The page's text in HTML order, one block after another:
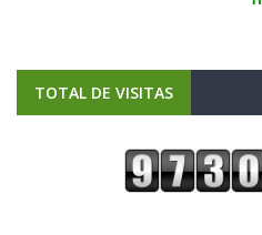
TOTAL DE VISITAS